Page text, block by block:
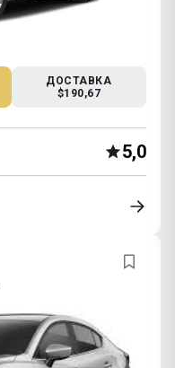
ДОСТАВКА
$190,67
5,0